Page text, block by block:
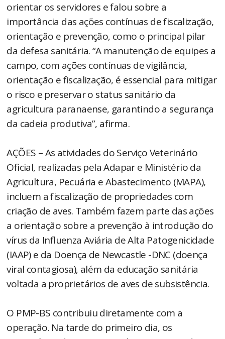
orientar os servidores e falou sobre a
importância das ações contínuas de fiscalização,
orientação e prevenção, como o principal pilar
da defesa sanitária. “A manutenção de equipes a
campo, com ações contínuas de vigilância,
orientação e fiscalização, é essencial para mitigar
o risco e preservar o status sanitário da
agricultura paranaense, garantindo a segurança
da cadeia produtiva”, afirma.
AÇÕES – As atividades do Serviço Veterinário
Oficial, realizadas pela Adapar e Ministério da
Agricultura, Pecuária e Abastecimento (MAPA),
incluem a fiscalização de propriedades com
criação de aves. Também fazem parte das ações
a orientação sobre a prevenção à introdução do
vírus da Influenza Aviária de Alta Patogenicidade
(IAAP) e da Doença de Newcastle -DNC (doença
viral contagiosa), além da educação sanitária
voltada a proprietários de aves de subsistência.
O PMP-BS contribuiu diretamente com a
operação. Na tarde do primeiro dia, os